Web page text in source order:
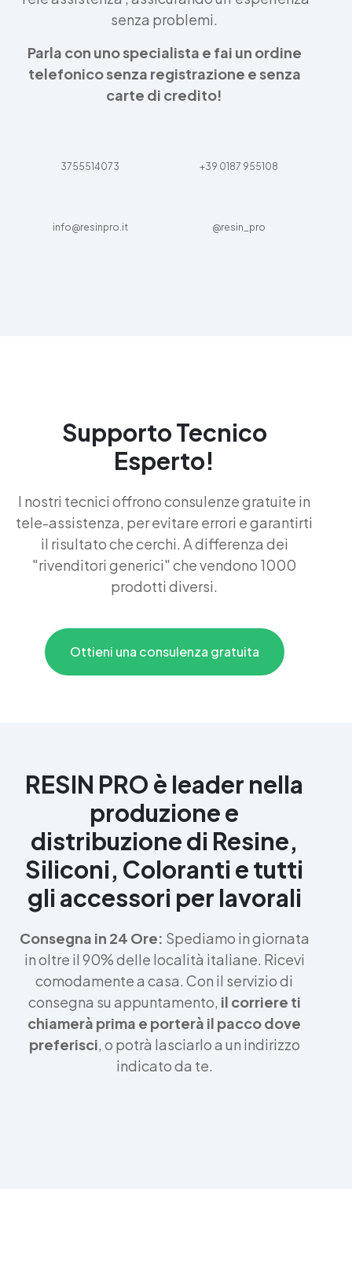
senza problemi.
Parla con uno specialista e fai un ordine
telefonico senza registrazione e senza
carte di credito!
3755514073 +39 0187 955108
info@resinpro.it @resin_pro
Supporto Tecnico
Esperto!
I nostri tecnici offrono consulenze gratuite in
tele-assistenza, per evitare errori e garantirti
il risultato che cerchi. A differenza dei
"rivenditori generici" che vendono 1000
prodotti diversi.
Ottieni una consulenza gratuita
RESIN PRO è leader nella
produzione e
distribuzione di Resine,
Siliconi, Coloranti e tutti
gli accessori per lavorali
Consegna in 24 Ore: Spediamo in giornata
in oltre il 90% delle località italiane. Ricevi
comodamente a casa. Con il servizio di
consegna su appuntamento, il corriere ti
chiamerà prima e porterà il pacco dove
preferisci, o potrà lasciarlo a un indirizzo
indicato da te.